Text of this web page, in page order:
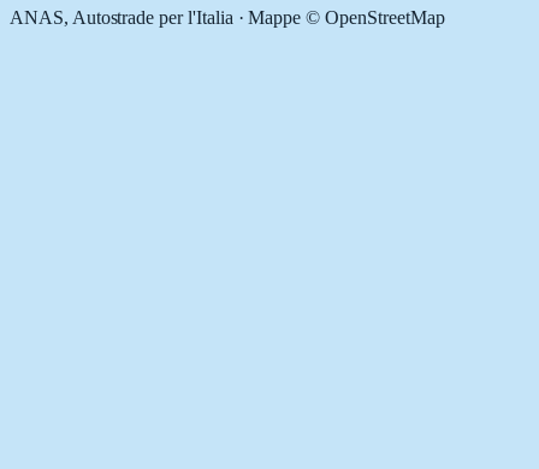
ANAS, Autostrade per l'Italia · Mappe © OpenStreetMap